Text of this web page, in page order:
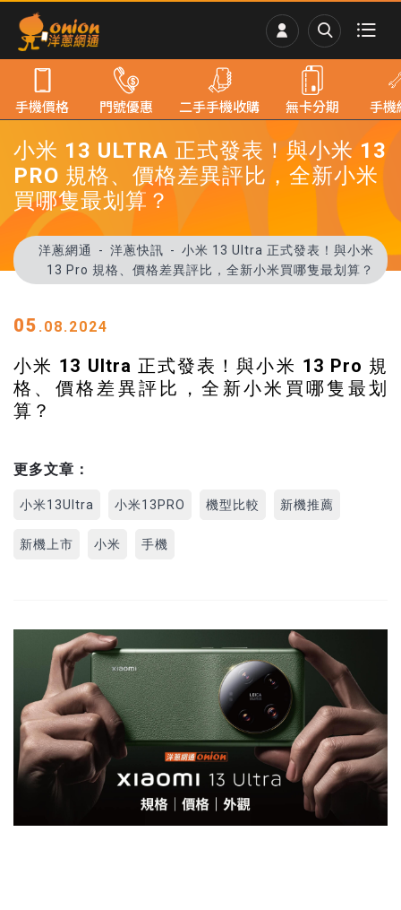
小米 13 ULTRA 正式發表！與小米 13
PRO 規格、價格差異評比，全新小米
買哪隻最划算？
洋蔥網通 洋蔥快訊
小米 13 Ultra 正式發表！與小米
13 Pro 規格、價格差異評比，全新小米買哪隻最划算？
05 .08.2024
小米 13 Ultra 正式發表！與小米 13 Pro 規
格、價格差異評比，全新小米買哪隻最划
算？
更多文章：
小米13Ultra 小米13PRO 機型比較 新機推薦
新機上市 小米 手機
手機價格 門號優惠 二手手機收購 無卡分期 手機